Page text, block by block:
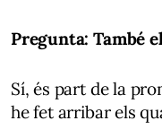
Pregunta: També
Sí, és part de la
he fet arribar els